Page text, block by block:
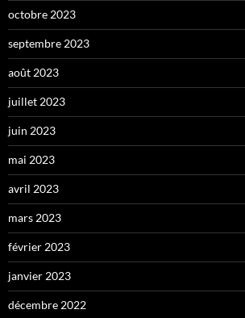
octobre 2023
septembre 2023
août 2023
juillet 2023
juin 2023
mai 2023
avril 2023
mars 2023
février 2023
janvier 2023
décembre 2022